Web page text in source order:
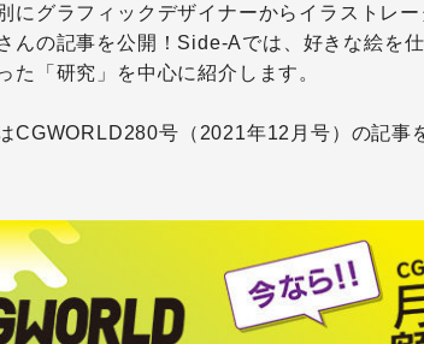
にグラフィックデザイナーからイラストレ
んの記事を公開！Side-Aでは、好きな絵を
た「研究」を中心に紹介します。
CGWORLD280号（2021年12月号）の記事